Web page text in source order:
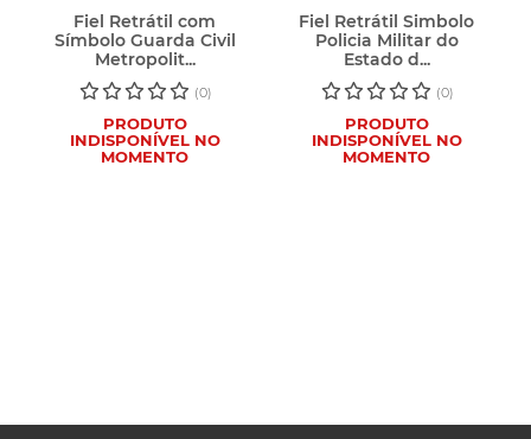
Fiel Retrátil com
Símbolo Guarda Civil
Metropolit...
(0)
PRODUTO
INDISPONÍVEL NO
MOMENTO
Fiel Retrátil Simbolo
Policia Militar do
Estado d...
(0)
PRODUTO
INDISPONÍVEL NO
MOMENTO